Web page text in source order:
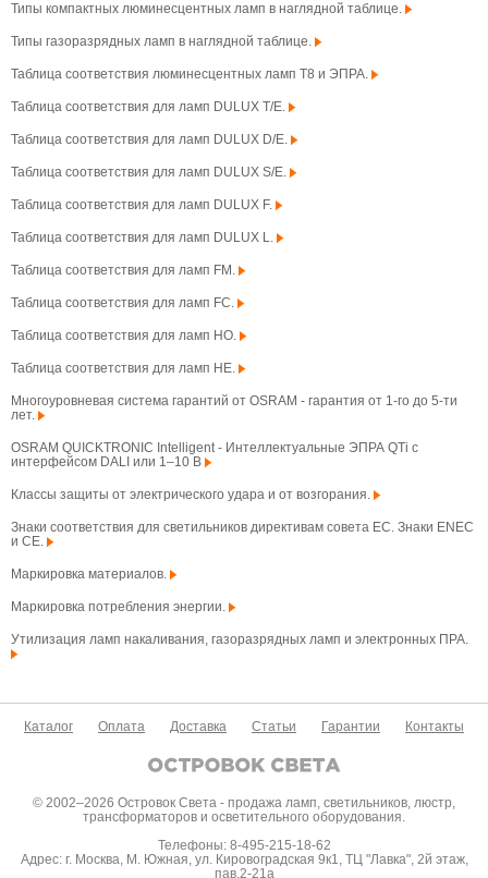
Типы компактных люминесцентных ламп в наглядной таблице.
Типы газоразрядных ламп в наглядной таблице.
Таблица соответствия люминесцентных ламп T8 и ЭПРА.
Таблица соответствия для ламп DULUX T/E.
Таблица соответствия для ламп DULUX D/E.
Таблица соответствия для ламп DULUX S/E.
Таблица соответствия для ламп DULUX F.
Таблица соответствия для ламп DULUX L.
Таблица соответствия для ламп FM.
Таблица соответствия для ламп FC.
Таблица соответствия для ламп HO.
Таблица соответствия для ламп HE.
Многоуровневая система гарантий от OSRAM - гарантия от 1-го до 5-ти
лет.
OSRAM QUICKTRONIC Intelligent - Интеллектуальные ЭПРА QTi с
интерфейсом DALI или 1–10 В
Классы защиты от электрического удара и от возгорания.
Знаки соответствия для светильников директивам совета ЕС. Знаки ENEC
и CE.
Маркировка материалов.
Маркировка потребления энергии.
Утилизация ламп накаливания, газоразрядных ламп и электронных ПРА.
Каталог Оплата Доставка Статьи Гарантии Контакты
© 2002–2026 Островок Света - продажа ламп, светильников, люстр,
трансформаторов и осветительного оборудования.
Телефоны: 8-495-215-18-62
Адрес: г. Москва, М. Южная, ул. Кировоградская 9к1, ТЦ "Лавка", 2й этаж,
пав.2-21а